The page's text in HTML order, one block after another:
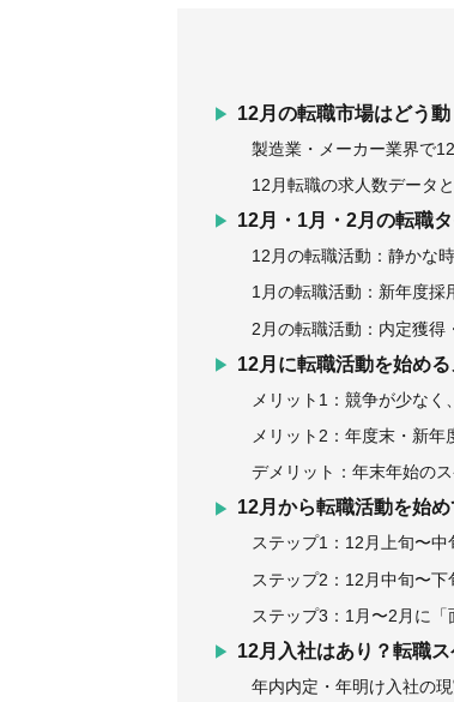
12月の転職市場はどう
製造業・メーカー業界で
12月転職の求人数データ
12月・1月・2月の転職
12月の転職活動：静かな
1月の転職活動：新年度採
2月の転職活動：内定獲得
12月に転職活動を始め
メリット1：競争が少な
メリット2：年度末・新
デメリット：年末年始の
12月から転職活動を始
ステップ1：12月上旬〜
ステップ2：12月中旬〜下
ステップ3：1月〜2月に
12月入社はあり？転職
年内内定・年明け入社の